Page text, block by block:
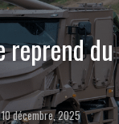
du
10 décembre, 2025